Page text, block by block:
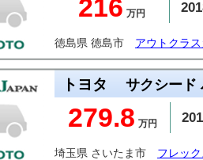
216 万円
徳島県 徳島市 アウトクラ
トヨタ サクシード
279.8 万円
埼玉県 さいたま市 フレッ